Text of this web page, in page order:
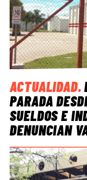
ACTUALIDAD.
PARADA
SUELDOS E
DENUNCIAN